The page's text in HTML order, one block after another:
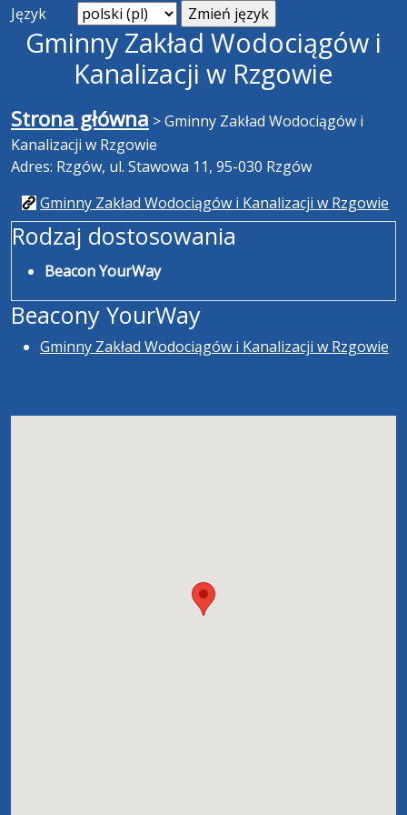
Język
Gminny Zakład Wodociągów i
Kanalizacji w Rzgowie
Strona główna >Gminny Zakład Wodociągów i
Kanalizacji w Rzgowie
Adres: Rzgów, ul. Stawowa 11, 95-030 Rzgów
Gminny Zakład Wodociągów i Kanalizacji w Rzgowie
Rodzaj dostosowania
Beacon YourWay
Beacony YourWay
Gminny Zakład Wodociągów i Kanalizacji w Rzgowie